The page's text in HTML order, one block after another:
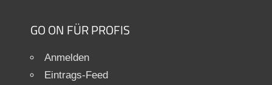
GO ON FÜR PROFIS
Anmelden
Eintrags-Feed